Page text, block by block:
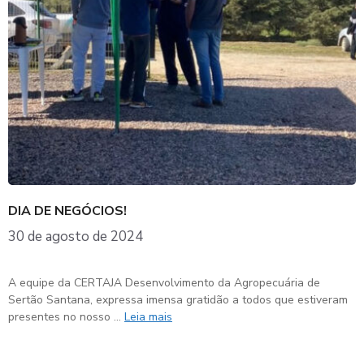
DIA DE NEGÓCIOS!
30 de agosto de 2024
A equipe da CERTAJA Desenvolvimento da Agropecuária de
Sertão Santana, expressa imensa gratidão a todos que estiveram
presentes no nosso … Leia mais